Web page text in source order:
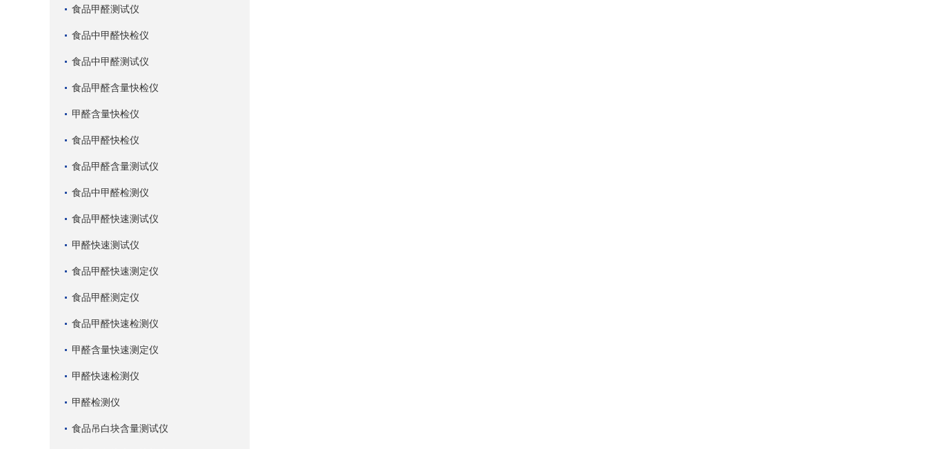
食品甲醛测试仪
食品中甲醛快检仪
食品中甲醛测试仪
食品甲醛含量快检仪
甲醛含量快检仪
食品甲醛快检仪
食品甲醛含量测试仪
食品中甲醛检测仪
食品甲醛快速测试仪
甲醛快速测试仪
食品甲醛快速测定仪
食品甲醛测定仪
食品甲醛快速检测仪
甲醛含量快速测定仪
甲醛快速检测仪
甲醛检测仪
食品吊白块含量测试仪